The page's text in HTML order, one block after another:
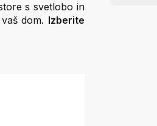
s svetlobo in
dom. Izberite